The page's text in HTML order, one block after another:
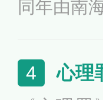
同年由南
涉嫌的四
日伪周旋
4 心理